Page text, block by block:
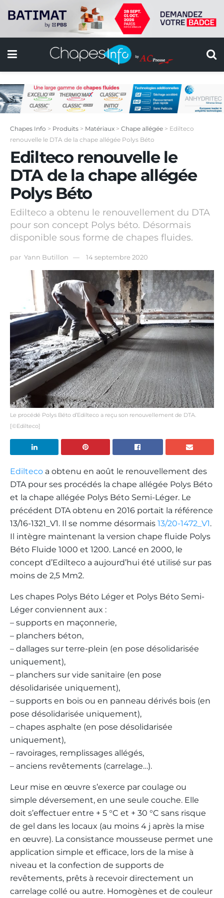
Chapes Info > Produits > Matériaux > Chape allégée > Edilteco
renouvelle le DTA de la chape allégée Polys Béto
Edilteco renouvelle le
DTA de la chape allégée
Polys Béto
Edilteco a obtenu le renouvellement du DTA
pour son concept Polys béto. Désormais
disponible sous forme de chapes fluides.
par Yann Butillon 14 septembre 2020
Le procédé Polys Béto d’Edilteco a reçu son renouvellement de DTA.
[©Edilteco]
Edilteco a obtenu en août le renouvellement des
DTA pour ses procédés la chape allégée Polys Béto
et la chape allégée Polys Béto Semi-Léger. Le
précédent DTA obtenu en 2016 portait la référence
13/16-1321_V1. Il se nomme désormais 13/20-1472_V1.
Il intègre maintenant la version chape fluide Polys
Béto Fluide 1000 et 1200. Lancé en 2000, le
concept d’Edilteco a aujourd’hui été utilisé sur pas
moins de 2,5 Mm2.
Les chapes Polys Béto Léger et Polys Béto Semi-
Léger conviennent aux :
– supports en maçonnerie,
– planchers béton,
– dallages sur terre-plein (en pose désolidarisée
uniquement),
– planchers sur vide sanitaire (en pose
désolidarisée uniquement),
– supports en bois ou en panneau dérivés bois (en
pose désolidarisée uniquement),
– chapes asphalte (en pose désolidarisée
uniquement),
– ravoirages, remplissages allégés,
– anciens revêtements (carrelage…).
Leur mise en œuvre s’exerce par coulage ou
simple déversement, en une seule couche. Elle
doit s’effectuer entre + 5 °C et + 30 °C sans risque
de gel dans les locaux (au moins 4 j après la mise
en œuvre). La consistance mousseuse permet une
application simple et efficace, lors de la mise à
niveau et la confection de supports de
revêtements, prêts à recevoir directement un
carrelage collé ou autre. Homogènes et de couleur